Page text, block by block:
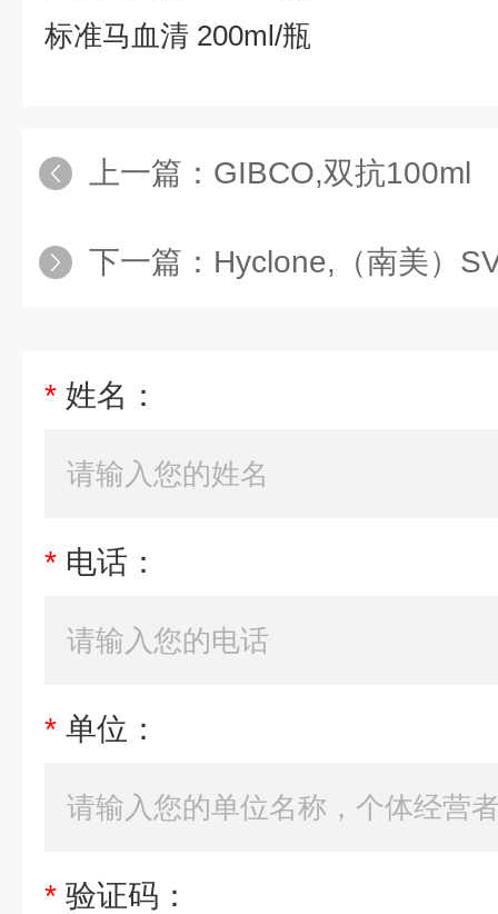
标准马血清 200ml/瓶
上一篇： GIBCO,双抗100ml
下一篇： Hyclone,（南美）
* 姓名：
* 电话：
* 单位：
* 验证码：